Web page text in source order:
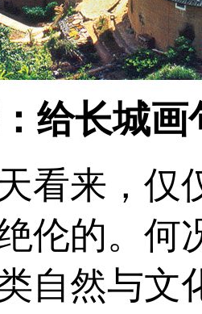
给长城画
看来，仅
伦的。何
自然与文